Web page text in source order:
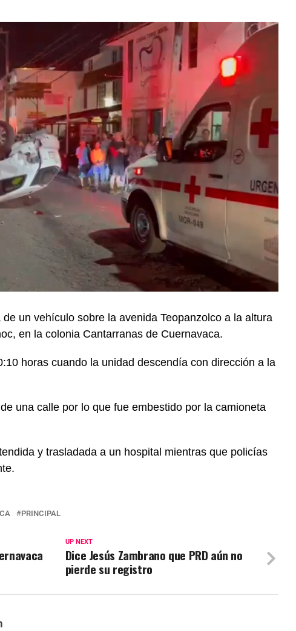
un vehículo sobre la avenida Teopanzolco a la altura
en la colonia Cantarranas de Cuernavaca.
horas cuando la unidad descendía con dirección a la
una calle por lo que fue embestido por la camioneta
y trasladada a un hospital mientras que policías
PRINCIPAL
UP NEXT
Dice Jesús Zambrano que PRD aún no
pierde su registro